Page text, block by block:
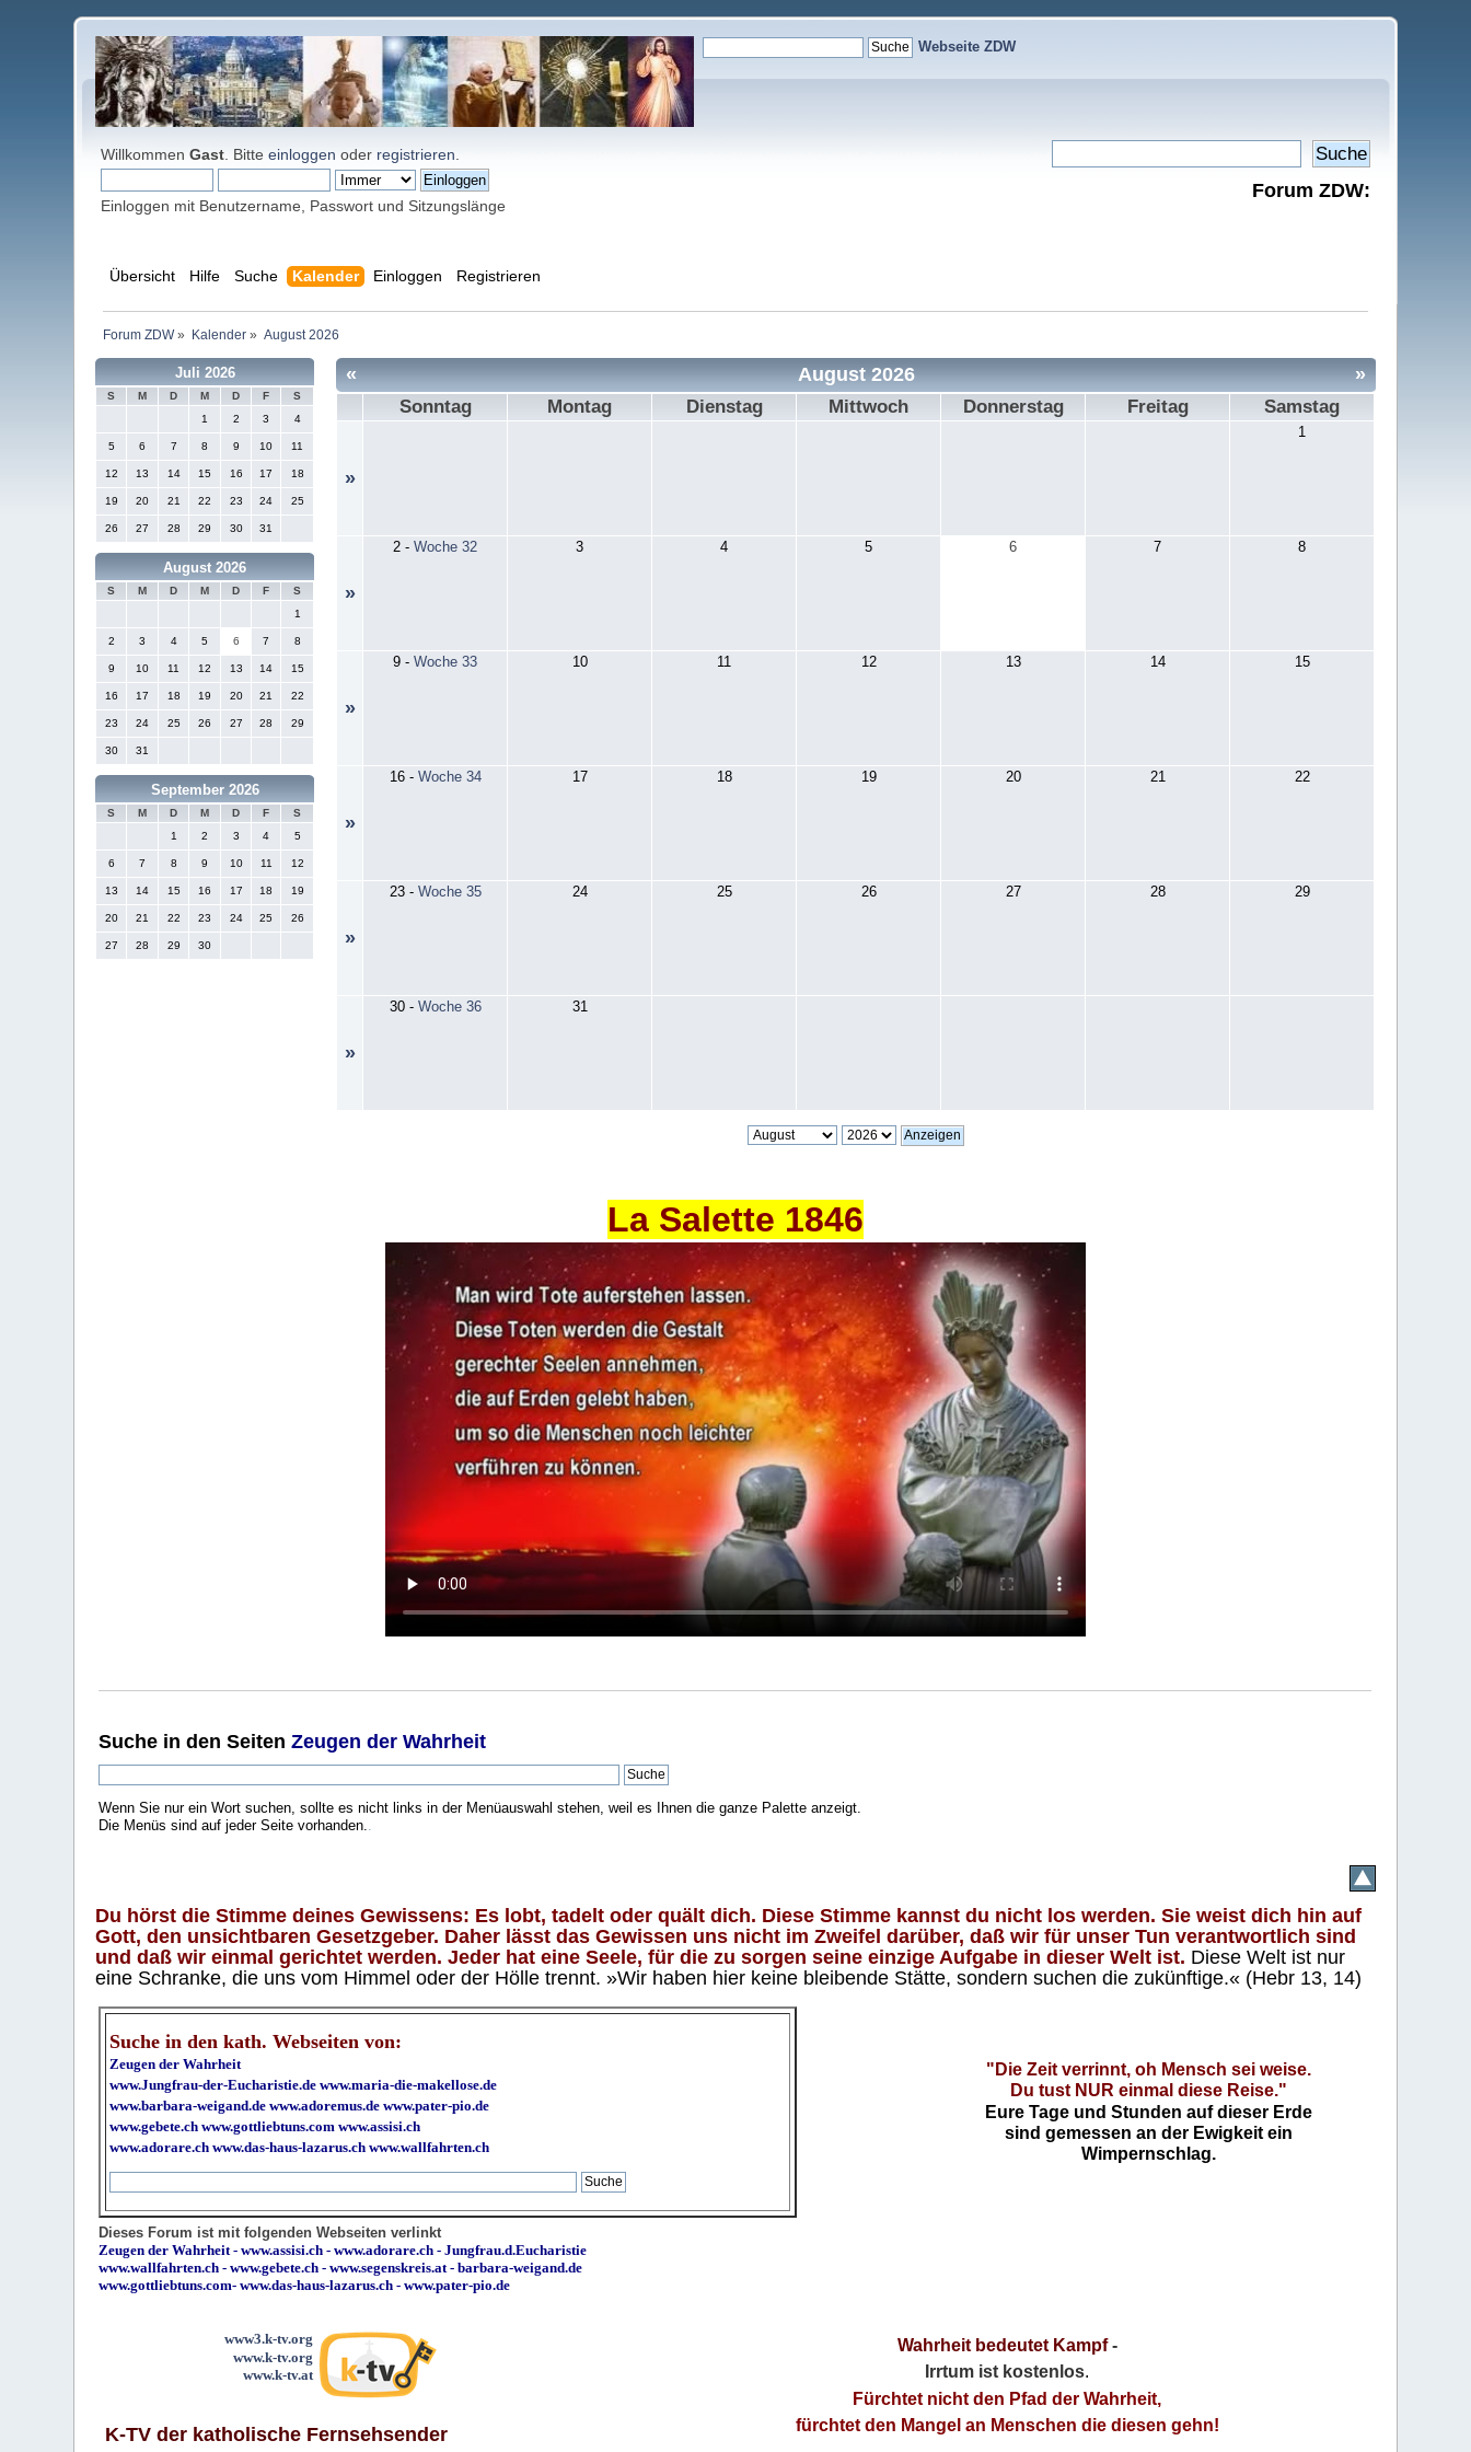
Webseite ZDW
WillkommenGast . Bitteeinloggen oder registrieren
Einloggen mit Benutzername, Passwort und Sitzungslänge
Forum ZDW:
Übersicht Hilfe Suche Kalender Einloggen Registrieren
Forum ZDW» Kalender» August 2026
Juli 2026
S M D M D F
S
1
2 3 4
5 6 7 8 9 10 11
12 13 14 15 16 17 18
19 20 21 22 23 24 25
26 27 28 29 30 31
August 2026
S M D M D F
S
1
2 3 4 5 6 7 8
9 10 11 12 13 14 15
16 17 18 19 20 21 22
23 24 25 26 27 28 29
30 31
September 2026
S M D M D F
S
1
2 3 4 5
6 7 8 9 10 11 12
13 14 15 16 17 18 19
20 21 22 23 24 25 26
27 28 29 30
« »
August 2026
Sonntag Montag Dienstag Mittwoch Donnerstag Freitag Samstag
»
1
»
2 -Woche 32 3 4 5 6 7 8
»
9 -Woche 33 10 11 12 13 14 15
»
16- Woche 34 17 18 19 20 21 22
»
23- Woche 35 24 25 26 27 28 29
»
30- Woche 36 31
La Salette 1846
Suche in den SeitenZeugen der Wahrheit
Wenn Sie nur ein Wort suchen, sollte es nicht links in der Menüauswahl stehen, weil es Ihnen die ganze Palette anzeigt.
Die Menüs sind auf jeder Seite vorhanden.
Du hörst die Stimme deines Gewissens: Es lobt, tadelt oder quält dich. Diese Stimme kannst du nicht los werden. Sie weist dich hin auf
Gott, den unsichtbaren Gesetzgeber. Daher lässt das Gewissen uns nicht im Zweifel darüber, daß wir für unser Tun verantwortlich sind
und daß wir einmal gerichtet werden. Jeder hat eine Seele, für die zu sorgen seine einzige Aufgabe in dieser Welt ist. Diese Welt ist nur
eine Schranke, die uns vom Himmel oder der Hölle trennt. »Wir haben hier keine bleibende Stätte, sondern suchen die zukünftige.« (Hebr 13, 14)
Suche in den kath. Webseiten von:
Zeugen der Wahrheit
www.Jungfrau-der-Eucharistie.de www.maria-die-makellose.de
www.barbara-weigand.de www.adoremus.de www.pater-pio.de
www.gebete.ch www.gottliebtuns.com www.assisi.ch
www.adorare.ch www.das-haus-lazarus.ch www.wallfahrten.ch
"Die Zeit verrinnt, oh Mensch sei weise.
Du tust NUR einmal diese Reise."
Eure Tage und Stunden auf dieser Erde
sind gemessen an der Ewigkeit ein
Wimpernschlag.
Dieses Forum ist mit folgenden Webseiten verlinkt
Zeugen der Wahrheit -www.assisi.ch -www.adorare.ch -Jungfrau.d.Eucharistie
www.wallfahrten.ch -www.gebete.ch -www.segenskreis.at -barbara-weigand.de
www.gottliebtuns.com-www.das-haus-lazarus.ch - www.pater-pio.de
www3.k-tv.org
www.k-tv.org
www.k-tv.at
K-TV der katholische Fernsehsender
Wahrheit bedeutet Kampf-
Irrtum ist kostenlos.
Fürchtet nicht den Pfad der Wahrheit,
fürchtet den Mangel an Menschen die diesen gehn!